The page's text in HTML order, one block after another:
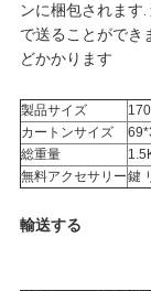
バ
シ
ー
ポ
リ
ンに梱包されます
で送ることができ
どかかります
製品サイズ
カートンサイズ
総重量
無料アクセサリー鍵
輸送する